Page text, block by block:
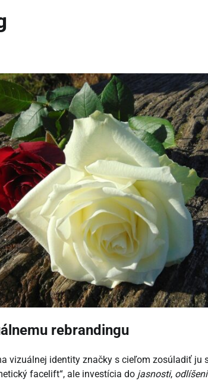
rebrandingu
vizuálnej identity značky s cieľom zosúladiť ju
facelift“, ale investícia do jasnosti,